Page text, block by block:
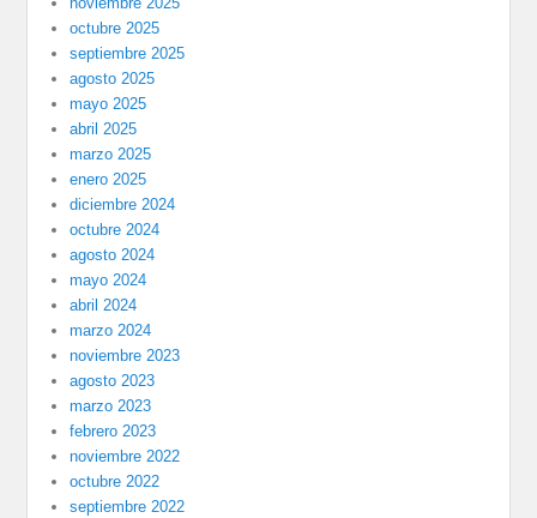
octubre 2025
septiembre 2025
agosto 2025
mayo 2025
abril 2025
marzo 2025
enero 2025
diciembre 2024
octubre 2024
agosto 2024
mayo 2024
abril 2024
marzo 2024
noviembre 2023
agosto 2023
marzo 2023
febrero 2023
noviembre 2022
octubre 2022
septiembre 2022